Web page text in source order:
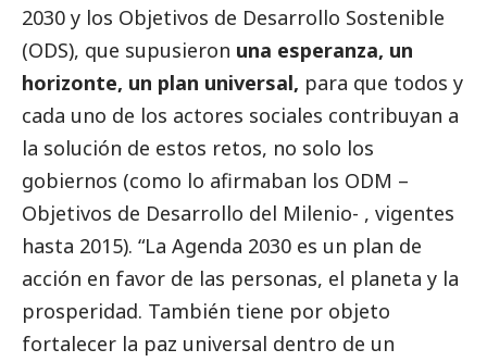
2030 y los Objetivos de Desarrollo Sostenible
(ODS), que supusieron una esperanza, un
horizonte, un plan universal, para que todos y
cada uno de los actores sociales contribuyan a
la solución de estos retos, no solo los
gobiernos (como lo afirmaban los ODM –
Objetivos de Desarrollo del Milenio- , vigentes
hasta 2015). “La Agenda 2030 es un plan de
acción en favor de las personas, el planeta y la
prosperidad. También tiene por objeto
fortalecer la paz universal dentro de un